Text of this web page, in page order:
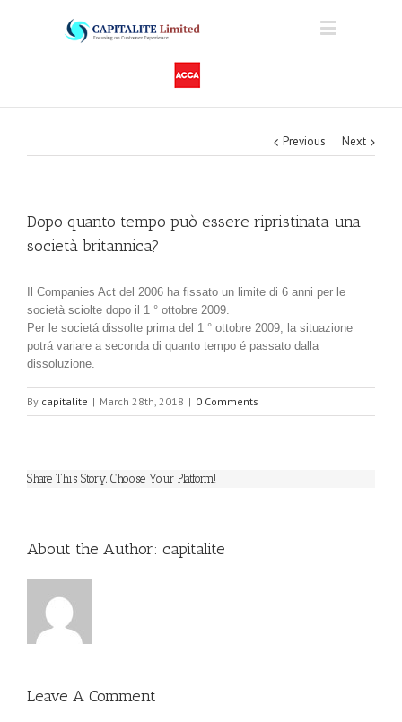
Previous Next
Dopo quanto tempo può essere ripristinata una
società britannica?
Il Companies Act del 2006 ha fissato un limite di 6 anni per le
società sciolte dopo il 1 ° ottobre 2009.
Per le societá dissolte prima del 1 ° ottobre 2009, la situazione
potrá variare a seconda di quanto tempo é passato dalla
dissoluzione.
By capitalite | March 28th, 2018 | 0 Comments
Share This Story, Choose Your Platform!
About the Author: capitalite
Leave A Comment